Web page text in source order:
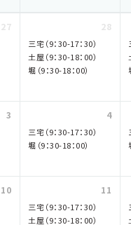
27 28
三宅（9：30-17：30）
土屋（9：30-18：00）
堀（9：30-18：00）
3 4
三宅（9：30-17：30）
堀（9：30-18：00）
10 11
三宅（9：30-17：30）
土屋（9：30-18：00）